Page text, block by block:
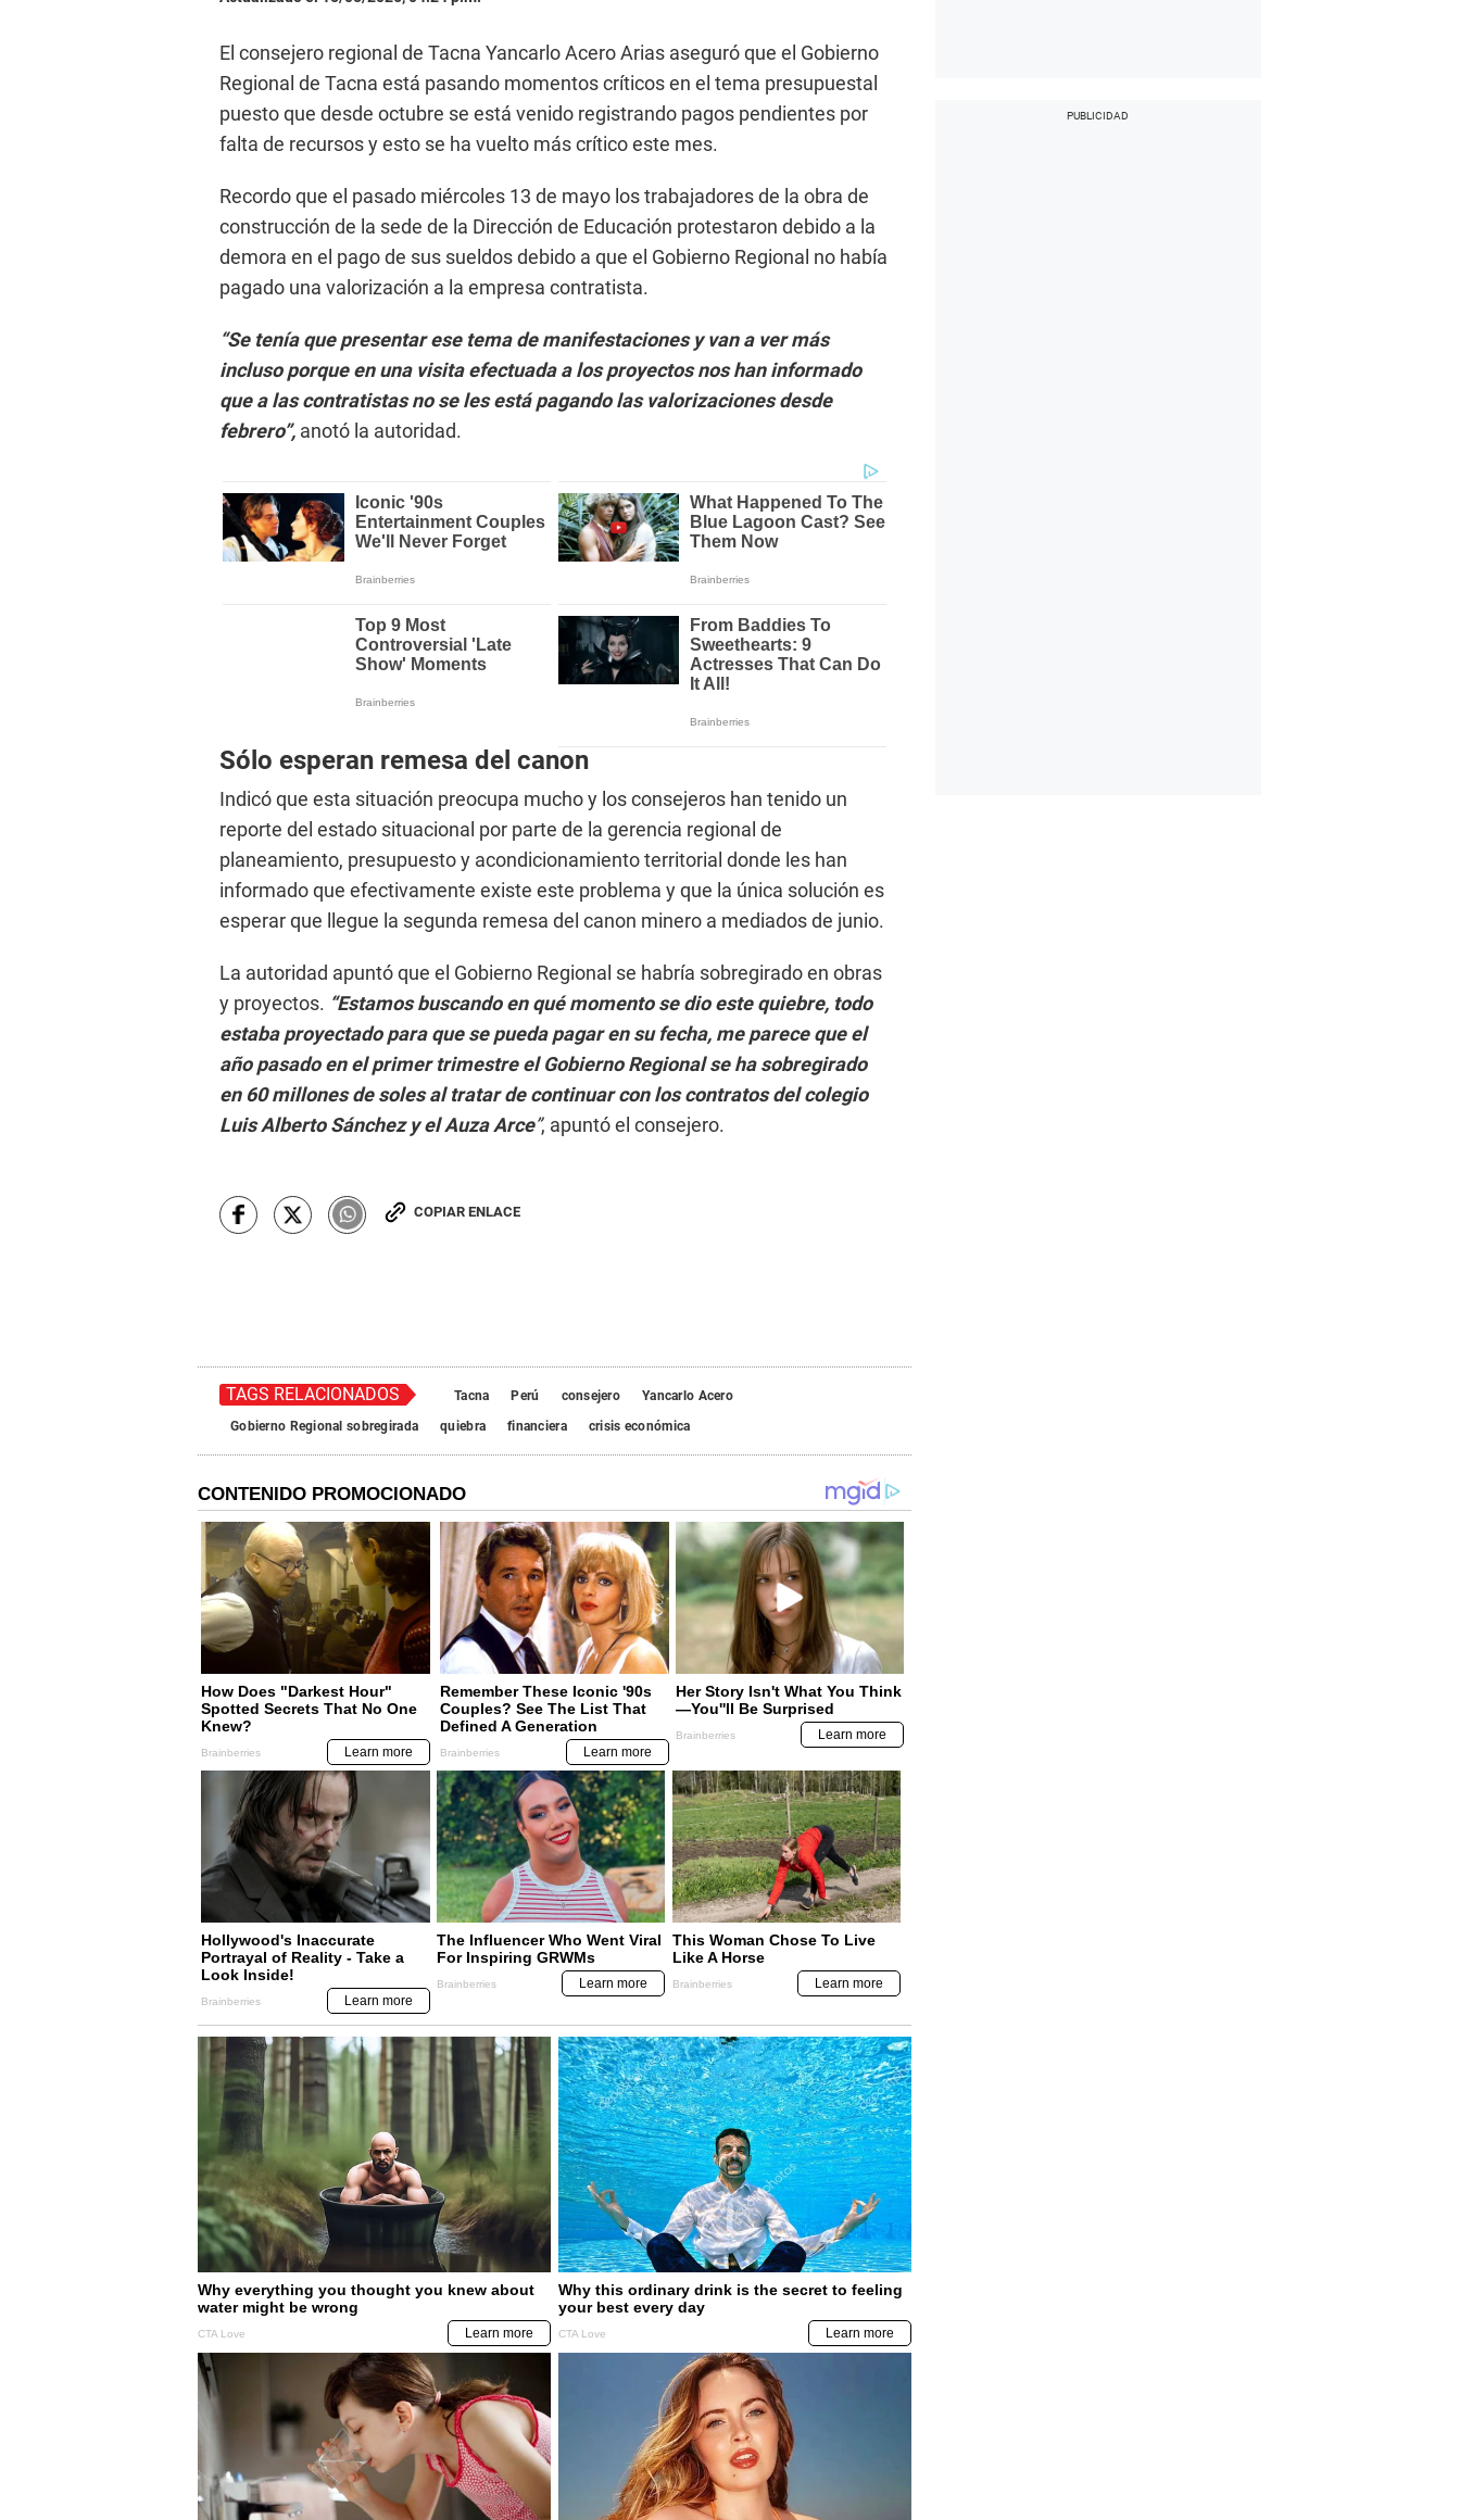
El consejero regional de Tacna Yancarlo Acero Arias aseguró que el Gobierno
Regional de Tacna está pasando momentos críticos en el tema presupuestal
puesto que desde octubre se está venido registrando pagos pendientes por
falta de recursos y esto se ha vuelto más crítico este mes.
Recordo que el pasado miércoles 13 de mayo los trabajadores de la obra de
construcción de la sede de la Dirección de Educación protestaron debido a la
demora en el pago de sus sueldos debido a que el Gobierno Regional no había
pagado una valorización a la empresa contratista.
“Se tenía que presentar ese tema de manifestaciones y van a ver más
incluso porque en una visita efectuada a los proyectos nos han informado
que a las contratistas no se les está pagando las valorizaciones desde
febrero”, anotó la autoridad.
Sólo esperan remesa del canon
Indicó que esta situación preocupa mucho y los consejeros han tenido un
reporte del estado situacional por parte de la gerencia regional de
planeamiento, presupuesto y acondicionamiento territorial donde les han
informado que efectivamente existe este problema y que la única solución es
esperar que llegue la segunda remesa del canon minero a mediados de junio.
La autoridad apuntó que el Gobierno Regional se habría sobregirado en obras
y proyectos. “Estamos buscando en qué momento se dio este quiebre, todo
estaba proyectado para que se pueda pagar en su fecha, me parece que el
año pasado en el primer trimestre el Gobierno Regional se ha sobregirado
en 60 millones de soles al tratar de continuar con los contratos del colegio
Luis Alberto Sánchez y el Auza Arce”, apuntó el consejero.
COPIAR ENLACE
TAGS RELACIONADOS Tacna Perú consejero
Yancarlo Acero
Gobierno Regional sobregirada
quiebra financiera crisis económica